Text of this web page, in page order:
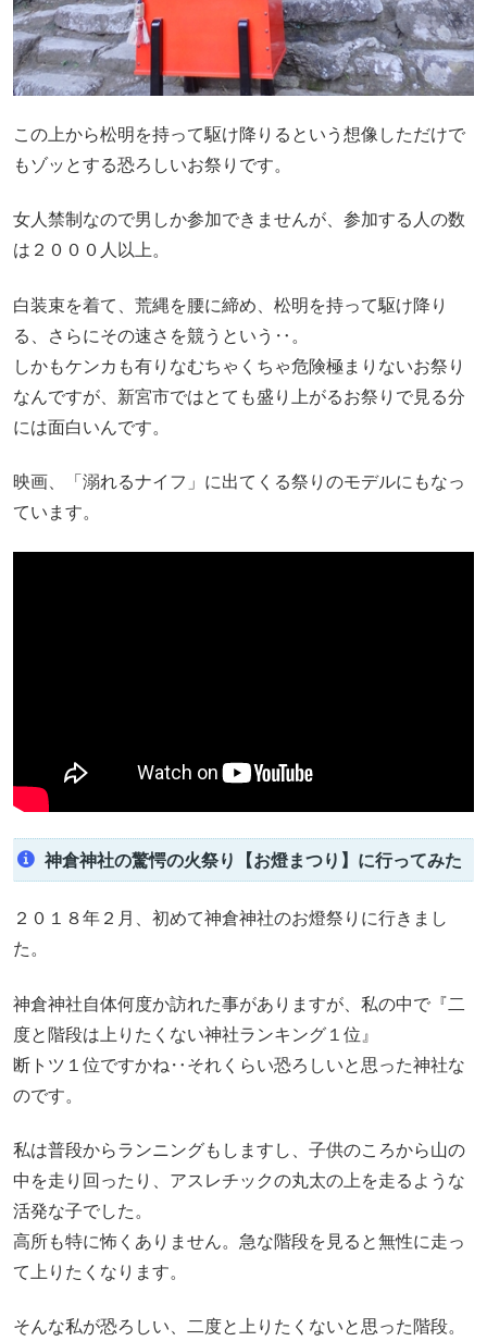
この上から松明を持って駆け降りるという想像しただけで
もゾッとする恐ろしいお祭りです。
女人禁制なので男しか参加できませんが、参加する人の数
は２０００人以上。
白装束を着て、荒縄を腰に締め、松明を持って駆け降り
る、さらにその速さを競うという‥。
しかもケンカも有りなむちゃくちゃ危険極まりないお祭り
なんですが、新宮市ではとても盛り上がるお祭りで見る分
には面白いんです。
映画、「溺れるナイフ」に出てくる祭りのモデルにもなっ
ています。
神倉神社の驚愕の火祭り【お燈まつり】に行ってみた
２０１８年２月、初めて神倉神社のお燈祭りに行きまし
た。
神倉神社自体何度か訪れた事がありますが、私の中で『二
度と階段は上りたくない神社ランキング１位』
断トツ１位ですかね‥それくらい恐ろしいと思った神社な
のです。
私は普段からランニングもしますし、子供のころから山の
中を走り回ったり、アスレチックの丸太の上を走るような
活発な子でした。
高所も特に怖くありません。急な階段を見ると無性に走っ
て上りたくなります。
そんな私が恐ろしい、二度と上りたくないと思った階段。